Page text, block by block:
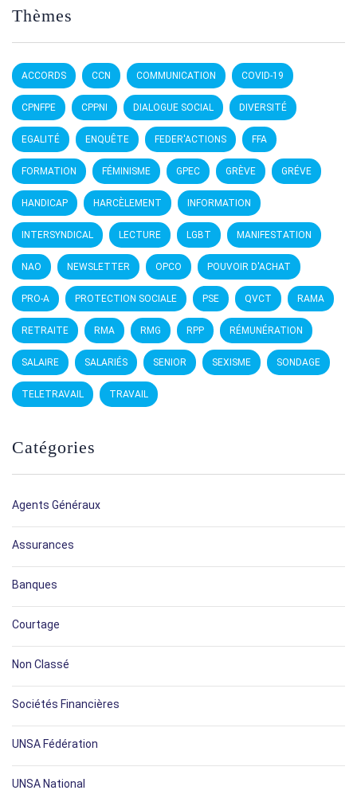
Thèmes
ACCORDS CCN COMMUNICATION COVID-19
CPNFPE CPPNI DIALOGUE SOCIAL DIVERSITÉ
EGALITÉ ENQUÊTE FEDER'ACTIONS FFA
FORMATION FÉMINISME GPEC GRÈVE GRÉVE
HANDICAP HARCÈLEMENT INFORMATION
INTERSYNDICAL LECTURE LGBT MANIFESTATION
NAO NEWSLETTER OPCO POUVOIR D'ACHAT
PRO-A PROTECTION SOCIALE PSE QVCT RAMA
RETRAITE RMA RMG RPP RÉMUNÉRATION
SALAIRE SALARIÉS SENIOR SEXISME SONDAGE
TELETRAVAIL TRAVAIL
Catégories
Agents Généraux
Assurances
Banques
Courtage
Non Classé
Sociétés Financières
UNSA Fédération
UNSA National